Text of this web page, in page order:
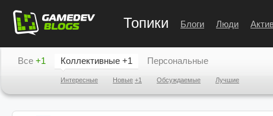
Топики Блоги Люди
Все +1 Коллективные +1
Интересные Новые +1 Обсуждаемые Лучшие
Персональные